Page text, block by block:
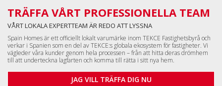
TRÄFFA VÅRT PROFESSIONELLA TEAM
VÅRT LOKALA EXPERTTEAM ÄR REDO ATT LYSSNA
Spain Homes är ett officiellt lokalt varumärke inom TEKCE Fastighetsbyrå och
verkar i Spanien som en del av TEKCE:s globala ekosystem för fastigheter. Vi
vägleder våra kunder genom hela processen – från att hitta deras drömhem
till att underteckna lagfarten och komma till rätta i sitt nya hem.
JAG VILL TRÄFFA DIG NU